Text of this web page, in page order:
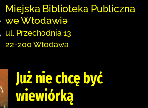
Miejska Biblioteka Publiczna
we Włodawie
ul. Przechodnia 13
22-200 Włodawa
Już nie chcę być
wiewiórką